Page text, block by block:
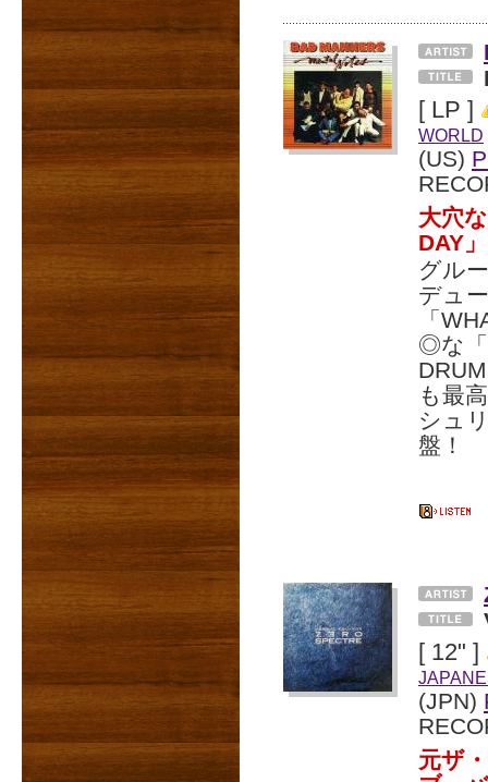
[ LP ]
WORLD
(US)
大穴
DAY
グル
デュ
「
◎な「
も最
シュ
盤！
[ 12" ]
(JPN)
元ザ